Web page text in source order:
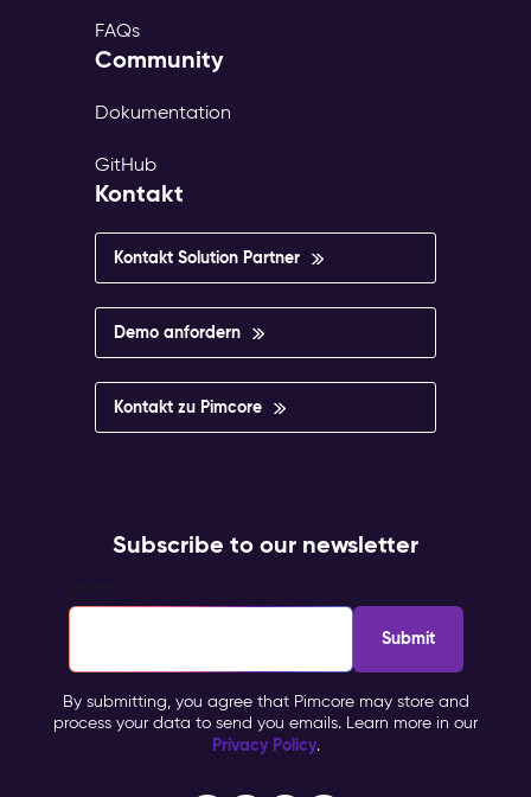
FAQs
Community
Dokumentation
GitHub
Kontakt
Kontakt Solution Partner
Demo anfordern
Kontakt zu Pimcore
Subscribe to our newsletter
By submitting, you agree that Pimcore may store and
process your data to send you emails. Learn more in our
Privacy Policy.